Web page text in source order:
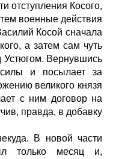
отступления Косого,
военные действия
Косой сначала
а затем сам чуть
Устюгом. Вернувшись
и посылает за
великого князя
с ним договор на
правда, в добавку
В новой части
только месяц и,